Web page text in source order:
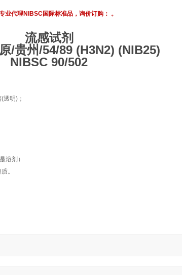
业代理NIBSC国际标准品，询价订购： 。
流感试剂
/贵州/54/89 (H3N2) (NIB25)
NIBSC 90/502
明)；
溶剂）
。